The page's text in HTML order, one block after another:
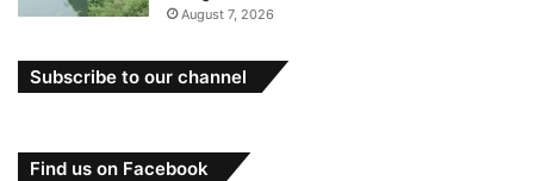
August 7, 2026
Subscribe to our channel
Find us on Facebook